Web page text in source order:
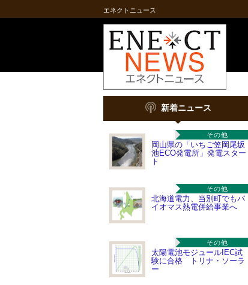
エネクトニュース
新着ニュース
その他
岡山県の「いちご笠岡尾坂
池ECO発電所」発電スター
ト
その他
北海道電力、当別町でもバ
イオマス熱電併給事業へ
その他
太陽電池モジュールIEC試
験に合格 トリナ・ソーラ
ー